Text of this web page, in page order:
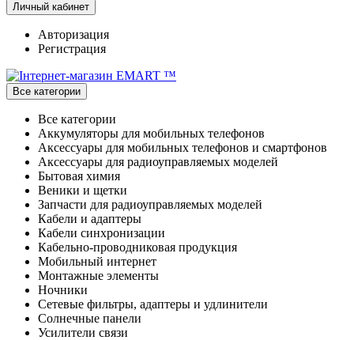
Личный кабинет
Авторизация
Регистрация
Все категории
Все категории
Аккумуляторы для мобильных телефонов
Аксессуары для мобильных телефонов и смартфонов
Аксессуары для радиоуправляемых моделей
Бытовая химия
Веники и щетки
Запчасти для радиоуправляемых моделей
Кабели и адаптеры
Кабели синхронизации
Кабельно-проводниковая продукция
Мобильный интернет
Монтажные элементы
Ночники
Сетевые фильтры, адаптеры и удлинители
Солнечные панели
Усилители связи